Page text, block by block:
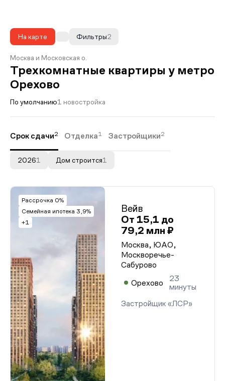
На карте 2
Фильтры
Москва и Московская о.
Трехкомнатные квартиры у метро
Орехово
По умолчанию1 новостройка
Срок сдачи2 Отделка1 Застройщики2
20261 Дом строится1
Рассрочка 0%
Семейная ипотека 3,9%
+1
Вейв
От 15,1 до
79,2 млн ₽
Москва, ЮАО,
Москворечье-
Сабурово
Орехово
23
минуты
Застройщик «ЛСР»